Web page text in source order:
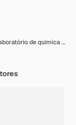
Personagem cientista trabalhando em laboratório de química com equipamento médico olhando em microscópio eletrônico, pesquisa